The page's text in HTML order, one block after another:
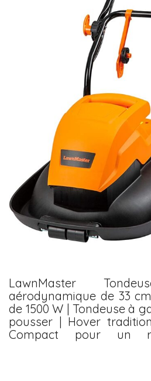
LawnMaster
aérodynamique de 33
de 1500 W | Tondeuse à
pousser | Hover
Compact pour un